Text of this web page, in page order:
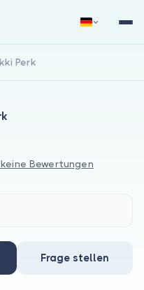
Anmelden
Perk
Bewertungen
Frage stellen